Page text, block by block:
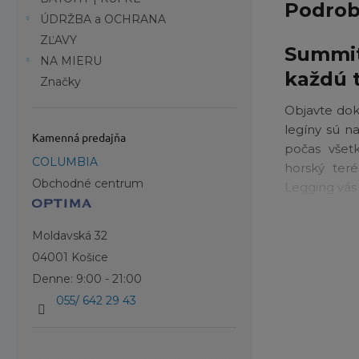
ÚDRŽBA a OCHRANA
ZĽAVY
NA MIERU
Značky
Kamenná predajňa
COLUMBIA
Obchodné centrum
Moldavská 32
04001 Košice
Denne: 9:00 - 21:00
055/ 642 29 43
každú
Objavte
legíny sú
počas
horský
Legging vás